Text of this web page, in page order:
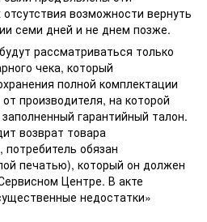
возможности вернуть
семи дней и не днем позже.
рассматриваться только
чека, который
полной комплектации
производителя, на которой
гарантийный талон.
возврат товара
обязан
печатью), который он должен
Центре. В акте
недостатки»